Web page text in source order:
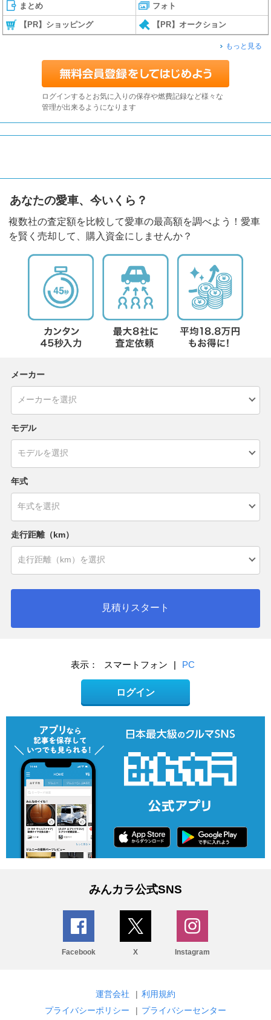
まとめ フォト
【PR】ショッピング 【PR】オークション
もっと見る
ログインするとお気に入りの保存や燃費記録など様々な
管理が出来るようになります
あなたの愛車、今いくら？
複数社の査定額を比較して愛車の最高額を調べよう！愛車
を賢く売却して、購入資金にしませんか？
メーカー
モデル
年式
走行距離（km）
見積りスタート
表示： スマートフォン | PC
ログイン
みんカラ公式SNS
Facebook X Instagram
運営会社 | 利用規約
プライバシーポリシー
| プライバシーセンター